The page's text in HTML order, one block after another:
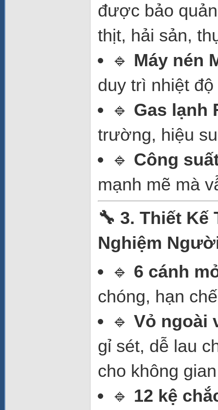
được bảo
thịt, hải sản,
🔹 Máy nén
duy trì nhiệt
🔹 Gas lạnh
trường, hiệu
🔹 Công
mạnh mẽ mà
🔧 3. Thiết Kế
Nghiệm
🔹 6 cánh
chóng, hạn
🔹 Vỏ ngoài
gỉ sét, dễ lau
cho không
🔹 12 kệ